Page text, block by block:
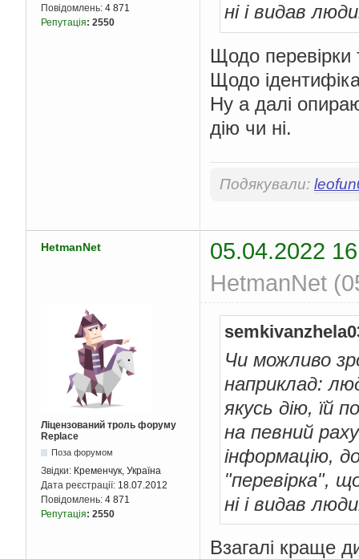
Повідомлень: 4 871
Репутація: 2550
ні і видав
Щодо перевірки
Щодо
Ну а далі
дію чи ні.
Подякували:
HetmanNet
05.04.2022
HetmanNet
Ліцензований троль форуму
Replace
Поза форумом
Звідки: Кременчук, Україна
Дата реєстрації: 18.07.2012
Повідомлень: 4 871
Репутація: 2550
Чи можливо
наприклад:
якусь дію, їй
на певний
інформацію,
"перевірка",
ні і видав
Взагалі краще